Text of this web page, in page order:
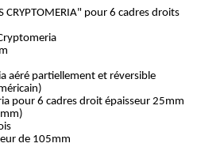
CRYPTOMERIA" pour 6 cadres droits
aéré partiellement et réversible
pour 6 cadres droit épaisseur 25mm
de 105mm